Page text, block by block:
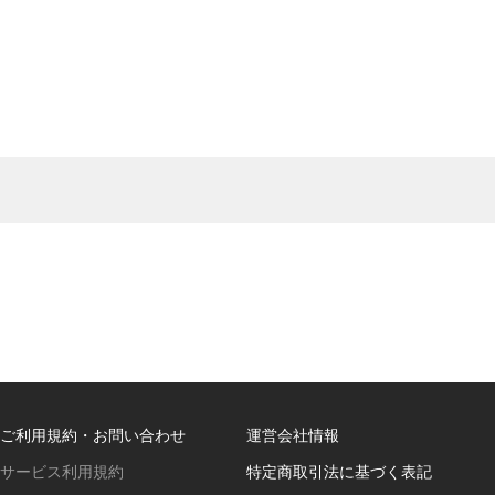
ご利用規約・お問い合わせ
サービス利用規約
運営会社情報
特定商取引法に基づく表記